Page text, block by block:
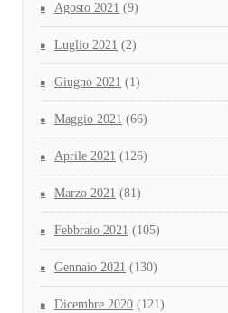
Agosto 2021 (9)
Luglio 2021 (2)
Giugno 2021 (1)
Maggio 2021 (66)
Aprile 2021 (126)
Marzo 2021 (81)
Febbraio 2021 (105)
Gennaio 2021 (130)
Dicembre 2020 (121)